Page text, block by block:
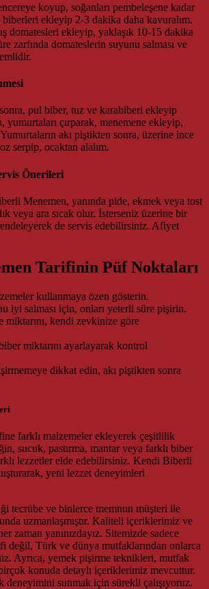
koyup, soğanları pembeleşene kadar
biberleri ekleyip 2-3 dakika daha kavuralım.
domatesleri ekleyip, yaklaşık 10-15 dakika
zarfında domateslerin suyunu salması ve
pul biber, tuz ve karabiberi ekleyip
yumurtaları çırparak, menemene ekleyip,
akı piştikten sonra, üzerine ince
serpip, ocaktan alalım.
Önerileri
Menemen, yanında pide, ekmek veya tost
veya ara sıcak olur. İsterseniz üzerine bir
de servis edebilirsiniz. Afiyet
Tarifinin Püf Noktaları
kullanmaya özen gösterin.
iyi salması için, onları yeterli süre pişirin.
kendi zevkinize göre
miktarını ayarlayarak kontrol
dikkat edin, akı piştikten sonra
farklı malzemeler ekleyerek çeşitlilik
sucuk, pastırma, mantar veya farklı biber
lezzetler elde edebilirsiniz. Kendi Biberli
yeni lezzet deneyimleri
tecrübe ve binlerce memnun müşteri ile
uzmanlaşmıştır. Kaliteli içeriklerimiz ve
zaman yanınızdayız. Sitemizde sadece
değil, Türk ve dünya mutfaklarından onlarca
Ayrıca, yemek pişirme teknikleri, mutfak
konuda detaylı içeriklerimiz mevcuttur.
deneyimini sunmak için sürekli çalışıyoruz.